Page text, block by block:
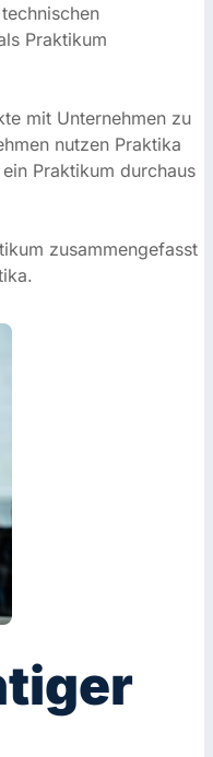
wird
nutzen Praktika zudem,
durchaus der erste